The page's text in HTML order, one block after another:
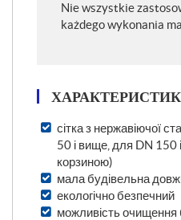
Nie wszystkie
każdego wykonania
сітка з нержавіючої
50 і вище, для DN 150
корзиною)
мала будівельна
екологічно безпечний
можливість очищення